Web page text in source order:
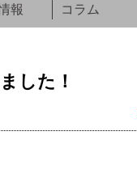
報 コラム
した！